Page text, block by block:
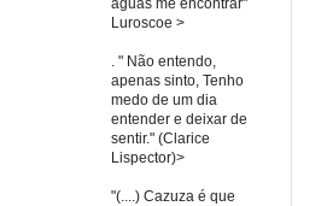
águas me encontrar"
Luroscoe >
. " Não entendo,
apenas sinto, Tenho
medo de um dia
entender e deixar de
sentir." (Clarice
Lispector)>
"(....) Cazuza é que